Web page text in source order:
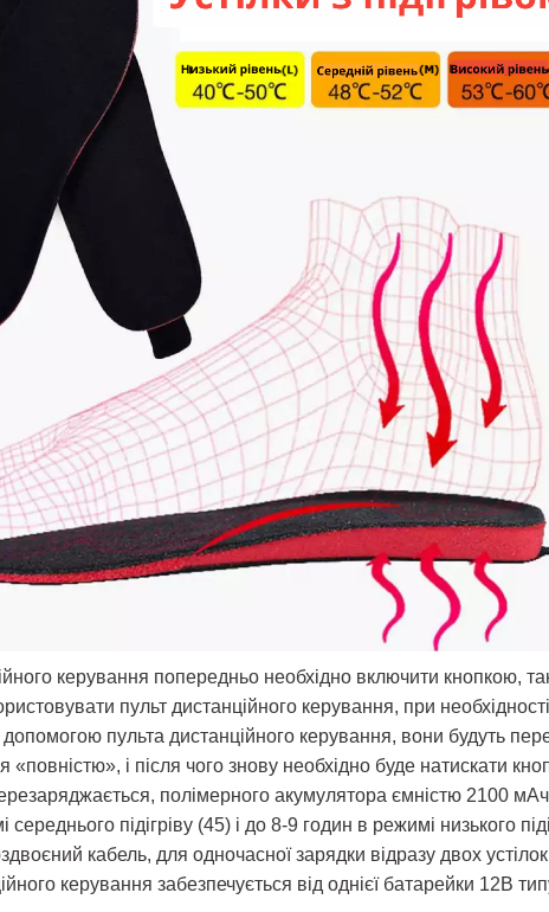
керування попередньо необхідно включити кнопкою,
пульт дистанційного керування, при
допомогою пульта дистанційного керування, вони будуть
і після чого знову необхідно буде натискати
полімерного акумулятора ємністю 2100
підігріву (45) і до 8-9 годин в режимі низького
кабель, для одночасної зарядки відразу двох
керування забезпечується від однієї батарейки 12В